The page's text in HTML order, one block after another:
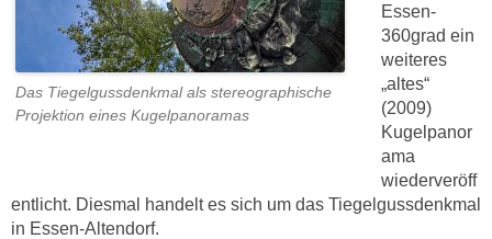
Das Tiegelgussdenkmal als stereographische
Projektion eines Kugelpanoramas
Essen-
360grad ein
weiteres
„altes“
(2009)
Kugelpanor
ama
wiederveröff
entlicht. Diesmal handelt es sich um das Tiegelgussdenkmal
in Essen-Altendorf.